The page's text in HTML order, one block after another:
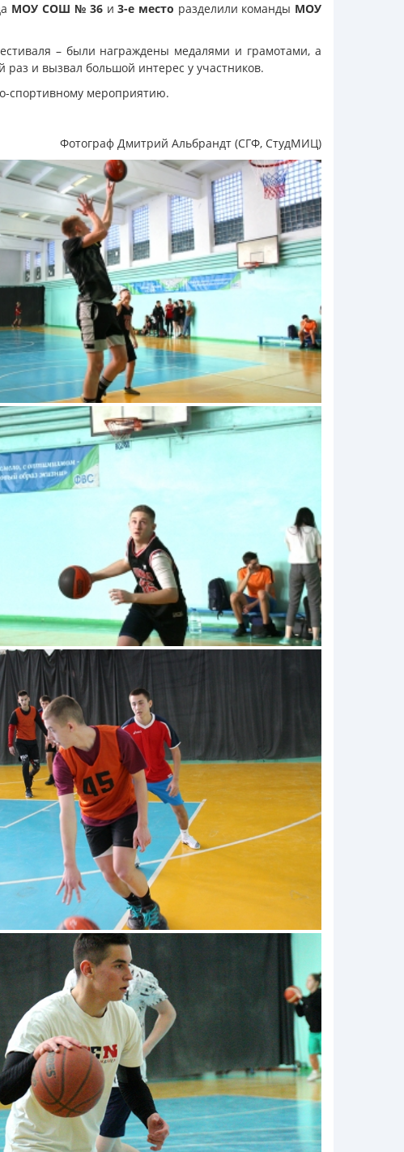
МОУ СОШ № 36и3-е место разделили команды МОУ
– были награждены медалями и грамотами, а
и вызвал большой интерес у участников.
спортивному мероприятию.
Фотограф Дмитрий Альбрандт (СГФ, СтудМИЦ)